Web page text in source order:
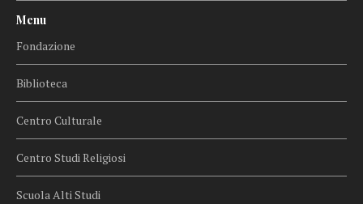
Menu
Fondazione
Biblioteca
Centro Culturale
Centro Studi Religiosi
Scuola Alti Studi